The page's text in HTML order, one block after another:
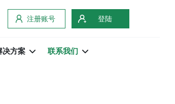
注册账号 登陆
决方案 联系我们